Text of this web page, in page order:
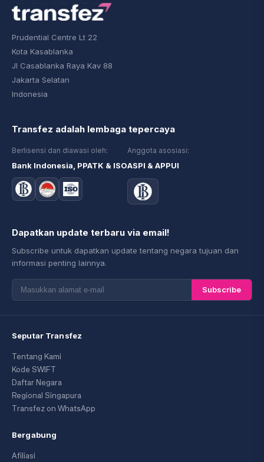
Prudential Centre Lt 22
Kota Kasablanka
Jl Casablanka Raya Kav 88
Jakarta Selatan
Indonesia
Transfez adalah lembaga tepercaya
Berlisensi dan diawasi oleh:
Bank Indonesia, PPATK & ISO
Anggota asosiasi:
ASPI & APPUI
Dapatkan update terbaru via email!
Subscribe untuk dapatkan update tentang negara tujuan dan
informasi penting lainnya.
Subscribe
Seputar Transfez
Tentang Kami
Kode SWIFT
Daftar Negara
Regional Singapura
Transfez on WhatsApp
Bergabung
Afiliasi